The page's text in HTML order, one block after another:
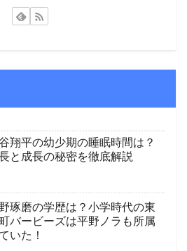
翔平の幼少期の睡眠時間は？
と成長の秘密を徹底解説
琢磨の学歴は？小学時代の東
バービーズは平野ノラも所属
いた！